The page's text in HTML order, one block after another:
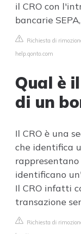
il CRO con
bancarie
Richiesta di
help.qonto.com
Qual è
di un
Il CRO è una
che identifica
identificano
Il CRO infatti
transazione
Richiesta di